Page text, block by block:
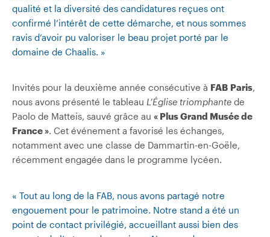
qualité et la diversité des candidatures reçues ont
confirmé l’intérêt de cette démarche, et nous sommes
ravis d’avoir pu valoriser le beau projet porté par le
domaine de Chaalis. »
Invités pour la deuxième année consécutive à FAB Paris,
nous avons présenté le tableau L’Église triomphante de
Paolo de Matteis, sauvé grâce au « Plus Grand Musée de
France ». Cet événement a favorisé les échanges,
notamment avec une classe de Dammartin-en-Goële,
récemment engagée dans le programme lycéen.
« Tout au long de la FAB, nous avons partagé notre
engouement pour le patrimoine. Notre stand a été un
point de contact privilégié, accueillant aussi bien des